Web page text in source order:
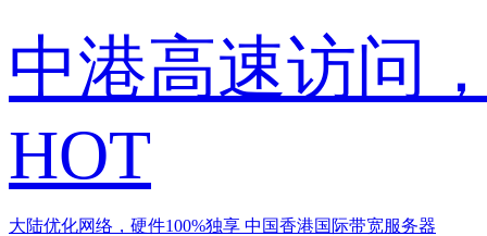
中港高速访问
HOT
大陆优化网络，硬件100%独享 中国香港国际带宽服务器